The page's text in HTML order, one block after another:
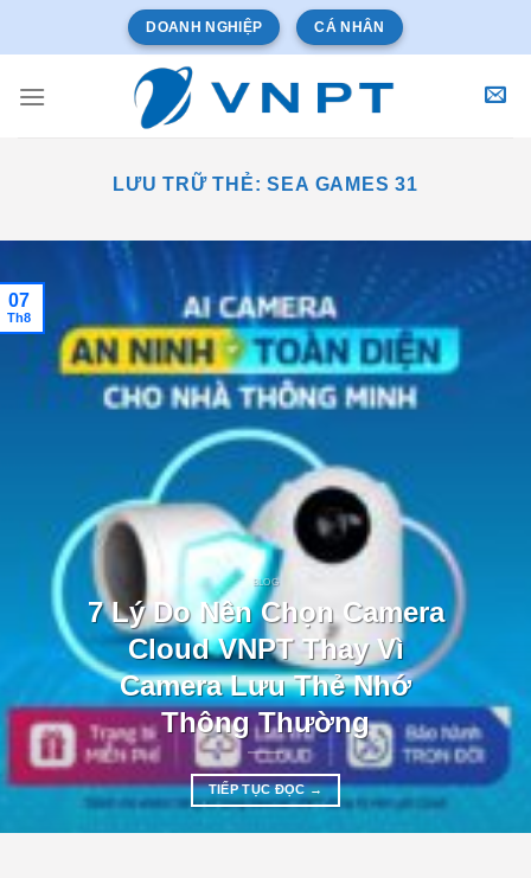
dung
DOANH NGHIỆP CÁ NHÂN
LƯU TRỮ THẺ:SEA GAMES 31
BLOG
7 Lý Do Nên Chọn Camera
Cloud VNPT Thay Vì
Camera Lưu Thẻ Nhớ
Thông Thường
TIẾP TỤC ĐỌC→
07
Th8